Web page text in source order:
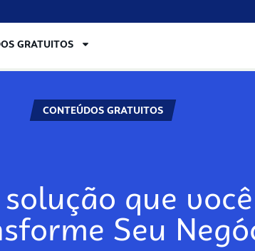
GRATUITOS
CONTEÚDOS GRATUITOS
que
Seu